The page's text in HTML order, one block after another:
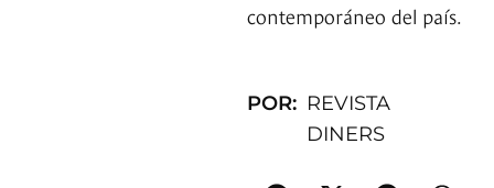
contemporáneo del país.
POR: REVISTA
DINERS